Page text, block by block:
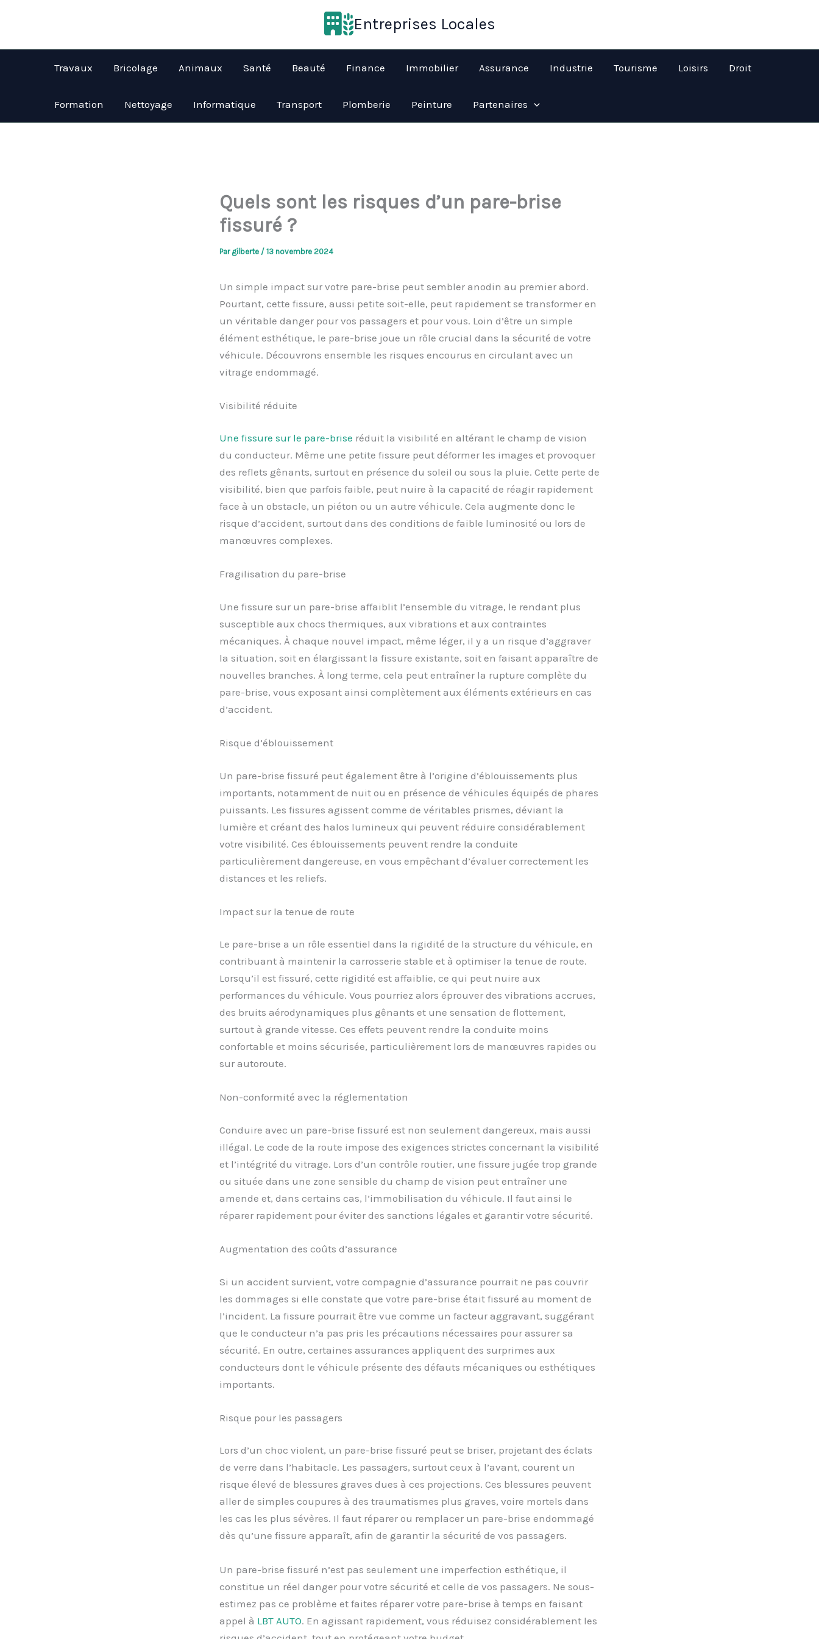
Entreprises Locales
Travaux Bricolage Animaux Santé Beauté Finance Immobilier Assurance Industrie Tourisme Loisirs Droit
Formation Nettoyage Informatique Transport Plomberie Peinture Partenaires
Quels sont les risques d’un pare-brise
fissuré ?
Par gilberte / 13 novembre 2024
Un simple impact sur votre pare-brise peut sembler anodin au premier abord.
Pourtant, cette fissure, aussi petite soit-elle, peut rapidement se transformer en
un véritable danger pour vos passagers et pour vous. Loin d’être un simple
élément esthétique, le pare-brise joue un rôle crucial dans la sécurité de votre
véhicule. Découvrons ensemble les risques encourus en circulant avec un
vitrage endommagé.
Visibilité réduite
Une fissure sur le pare-brise réduit la visibilité en altérant le champ de vision
du conducteur. Même une petite fissure peut déformer les images et provoquer
des reflets gênants, surtout en présence du soleil ou sous la pluie. Cette perte de
visibilité, bien que parfois faible, peut nuire à la capacité de réagir rapidement
face à un obstacle, un piéton ou un autre véhicule. Cela augmente donc le
risque d’accident, surtout dans des conditions de faible luminosité ou lors de
manœuvres complexes.
Fragilisation du pare-brise
Une fissure sur un pare-brise affaiblit l’ensemble du vitrage, le rendant plus
susceptible aux chocs thermiques, aux vibrations et aux contraintes
mécaniques. À chaque nouvel impact, même léger, il y a un risque d’aggraver
la situation, soit en élargissant la fissure existante, soit en faisant apparaître de
nouvelles branches. À long terme, cela peut entraîner la rupture complète du
pare-brise, vous exposant ainsi complètement aux éléments extérieurs en cas
d’accident.
Risque d’éblouissement
Un pare-brise fissuré peut également être à l’origine d’éblouissements plus
importants, notamment de nuit ou en présence de véhicules équipés de phares
puissants. Les fissures agissent comme de véritables prismes, déviant la
lumière et créant des halos lumineux qui peuvent réduire considérablement
votre visibilité. Ces éblouissements peuvent rendre la conduite
particulièrement dangereuse, en vous empêchant d’évaluer correctement les
distances et les reliefs.
Impact sur la tenue de route
Le pare-brise a un rôle essentiel dans la rigidité de la structure du véhicule, en
contribuant à maintenir la carrosserie stable et à optimiser la tenue de route.
Lorsqu’il est fissuré, cette rigidité est affaiblie, ce qui peut nuire aux
performances du véhicule. Vous pourriez alors éprouver des vibrations accrues,
des bruits aérodynamiques plus gênants et une sensation de flottement,
surtout à grande vitesse. Ces effets peuvent rendre la conduite moins
confortable et moins sécurisée, particulièrement lors de manœuvres rapides ou
sur autoroute.
Non-conformité avec la réglementation
Conduire avec un pare-brise fissuré est non seulement dangereux, mais aussi
illégal. Le code de la route impose des exigences strictes concernant la visibilité
et l’intégrité du vitrage. Lors d’un contrôle routier, une fissure jugée trop grande
ou située dans une zone sensible du champ de vision peut entraîner une
amende et, dans certains cas, l’immobilisation du véhicule. Il faut ainsi le
réparer rapidement pour éviter des sanctions légales et garantir votre sécurité.
Augmentation des coûts d’assurance
Si un accident survient, votre compagnie d’assurance pourrait ne pas couvrir
les dommages si elle constate que votre pare-brise était fissuré au moment de
l’incident. La fissure pourrait être vue comme un facteur aggravant, suggérant
que le conducteur n’a pas pris les précautions nécessaires pour assurer sa
sécurité. En outre, certaines assurances appliquent des surprimes aux
conducteurs dont le véhicule présente des défauts mécaniques ou esthétiques
importants.
Risque pour les passagers
Lors d’un choc violent, un pare-brise fissuré peut se briser, projetant des éclats
de verre dans l’habitacle. Les passagers, surtout ceux à l’avant, courent un
risque élevé de blessures graves dues à ces projections. Ces blessures peuvent
aller de simples coupures à des traumatismes plus graves, voire mortels dans
les cas les plus sévères. Il faut réparer ou remplacer un pare-brise endommagé
dès qu’une fissure apparaît, afin de garantir la sécurité de vos passagers.
Un pare-brise fissuré n’est pas seulement une imperfection esthétique, il
constitue un réel danger pour votre sécurité et celle de vos passagers. Ne sous-
estimez pas ce problème et faites réparer votre pare-brise à temps en faisant
appel à LBT AUTO. En agissant rapidement, vous réduisez considérablement les